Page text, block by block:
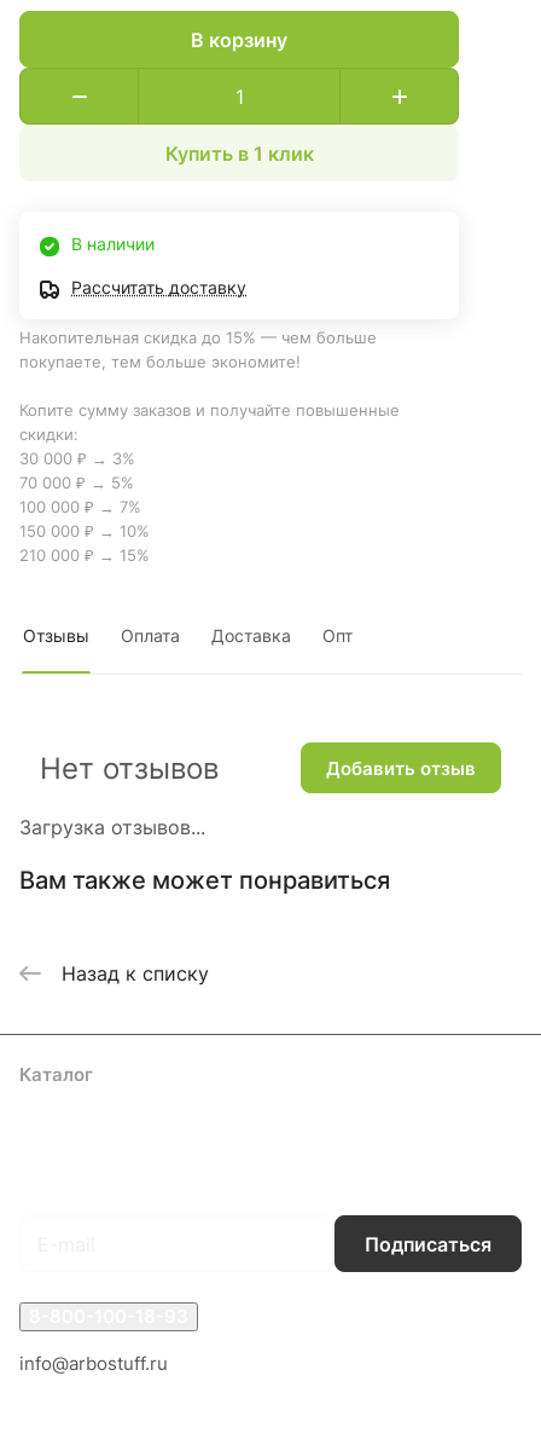
В корзину
Купить в 1 клик
В наличии
Рассчитать доставку
Накопительная скидка до 15% — чем больше
покупаете, тем больше экономите!
Копите сумму заказов и получайте повышенные
скидки:
30 000 ₽ → 3%
70 000 ₽ → 5%
100 000 ₽ → 7%
150 000 ₽ → 10%
210 000 ₽ → 15%
Отзывы Оплата Доставка Опт
Загрузка отзывов...
Нет отзывов Добавить отзыв
Вам также может понравиться
Назад к списку
Каталог
Подписаться
info@arbostuff.ru